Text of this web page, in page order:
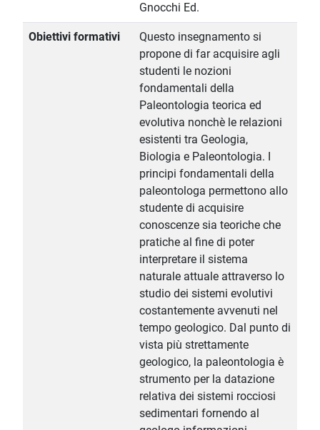
Gnocchi Ed.
Obiettivi formativi
Questo insegnamento si
propone di far acquisire agli
studenti le nozioni
fondamentali della
Paleontologia teorica ed
evolutiva nonchè le relazioni
esistenti tra Geologia,
Biologia e Paleontologia. I
principi fondamentali della
paleontologa permettono allo
studente di acquisire
conoscenze sia teoriche che
pratiche al fine di poter
interpretare il sistema
naturale attuale attraverso lo
studio dei sistemi evolutivi
costantemente avvenuti nel
tempo geologico. Dal punto di
vista più strettamente
geologico, la paleontologia è
strumento per la datazione
relativa dei sistemi rocciosi
sedimentari fornendo al